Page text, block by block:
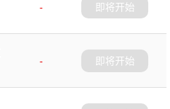
-
即将开始
-
即将开始